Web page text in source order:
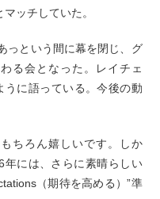
ッチしていた。
っという間に幕を閉じ、グ
る会となった。レイチェ
うに語っている。今後の動
ちろん嬉しいです。しか
年には、さらに素晴らしい
（期待を高める）”準